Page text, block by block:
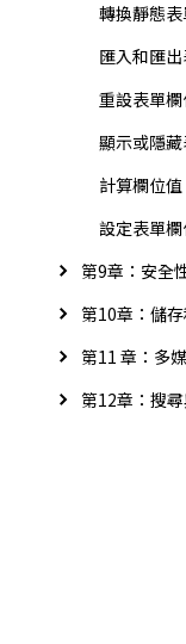
轉換靜態
匯入和匯
重設表單欄
顯示或隱
計算欄位值
設定表單
第9章：安全
第10章：儲
第11 章：多
第12章：搜